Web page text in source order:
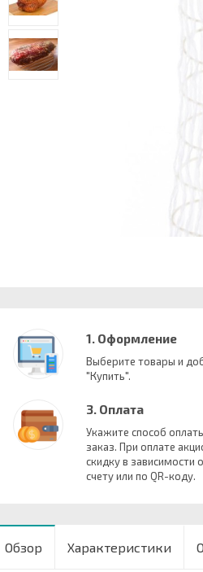
1. Оформление
Выберите товары и
"Купить".
3. Оплата
Укажите способ
заказ. При оплате
скидку в зависимости
счету или по QR-коду.
Обзор Характеристики